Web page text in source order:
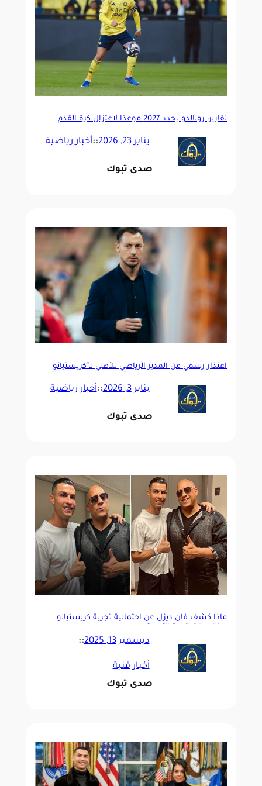
تقارير: رونالدو يحدد 2027 موعدًا لاعتزال كرة القدم
يناير 23, 2026 ::أخبار رياضية
صدى تبوك
اعتذار رسمي من المدير الرياضي للأهلي لـ”كريستيانو
يناير 3, 2026 ::أخبار رياضية
صدى تبوك
ماذا كشف فان ديزل عن احتمالية تجربة كريستيانو
ديسمبر 13, 2025 ::
أخبار فنية
صدى تبوك